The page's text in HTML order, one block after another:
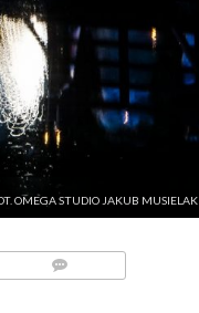
OMEGA STUDIO JAKUB MUSIELAK